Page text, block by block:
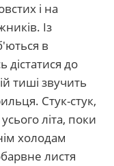
і на
Із
в
до
тиші звучить
Стук-стук,
літа, поки
холодам
листя